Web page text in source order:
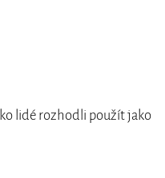
lidé rozhodli použít jako